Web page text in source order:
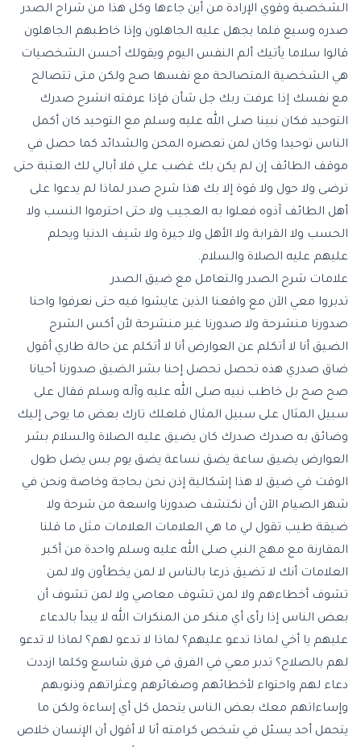
الشخصية وقوي الإرادة من أين جاءها وكل هذا من شراح الصدر
صدره وسيع فلما يجهل عليه الجاهلون وإذا خاطبهم الجاهلون
قالوا سلاما يأتيك ألم النفس اليوم ويقولك أحسن الشخصيات
هي الشخصية المتصالحة مع نفسها صح ولكن متى تتصالح
مع نفسك إذا عرفت ربك جل شأن فإذا عرفته انشرح صدرك
التوحيد فكان نبينا صلى الله عليه وسلم مع التوحيد كان أكمل
الناس توحيدا وكان لمن تعصره المحن والشدائد كما حصل في
موقف الطائف إن لم يكن بك غضب علي فلا أبالي لك العتبة حتى
ترضى ولا حول ولا قوة إلا بك هذا شرح صدر لماذا لم يدعوا على
أهل الطائف آذوه فعلوا به العجيب ولا حتى احترموا النسب ولا
الحسب ولا القرابة ولا الأهل ولا جيرة ولا شيف الدنيا ويحلم
عليهم عليه الصلاة والسلام.
علامات شرح الصدر والتعامل مع ضيق الصدر
تدبروا معي الآن مع واقعنا الذين عايشوا فيه حتى نعرفوا واحنا
صدورنا منشرحة ولا صدورنا غير منشرحة لأن أكس الشرح
الضيق أنا لا أتكلم عن العوارض أنا لا أتكلم عن حالة طاري أقول
ضاق صدري هذه تحصل تحصل إحنا بشر الضيق صدورنا أحيانا
صح صح بل خاطب نبيه صلى الله عليه وآله وسلم فقال على
سبيل المثال على سبيل المثال فلعلك تارك بعض ما يوحى إليك
وضائق به صدرك صدرك كان يضيق عليه الصلاة والسلام بشر
العوارض يضيق ساعة يضق نساعة يضق يوم بس يضل طول
الوقت في ضيق لا هذا إشكالية إذن نحن بحاجة وخاصة ونحن في
شهر الصيام الآن أن نكتشف صدورنا واسعة من شرحة ولا
ضيقة طيب تقول لي ما هي العلامات العلامات مثل ما قلنا
المقارنة مع مهج النبي صلى الله عليه وسلم واحدة من أكبر
العلامات أنك لا تضيق ذرعا بالناس لا لمن يخطأون ولا لمن
تشوف أخطاءهم ولا لمن تشوف معاصي ولا لمن تشوف أن
بعض الناس إذا رأى أي منكر من المنكرات الله لا يبدأ بالدعاء
عليهم يا أخي لماذا تدعو عليهم؟ لماذا لا تدعو لهم؟ لماذا لا تدعو
لهم بالصلاح؟ تدبر معي في الفرق في فرق شاسع وكلما ازددت
دعاء لهم واحتواء لأخطائهم وصغائرهم وعثراتهم وذنوبهم
وإساءاتهم معك بعض الناس يتحمل كل أي إساءة ولكن ما
يتحمل أحد يسئل في شخص كرامته أنا لا أقول أن الإنسان خلاص